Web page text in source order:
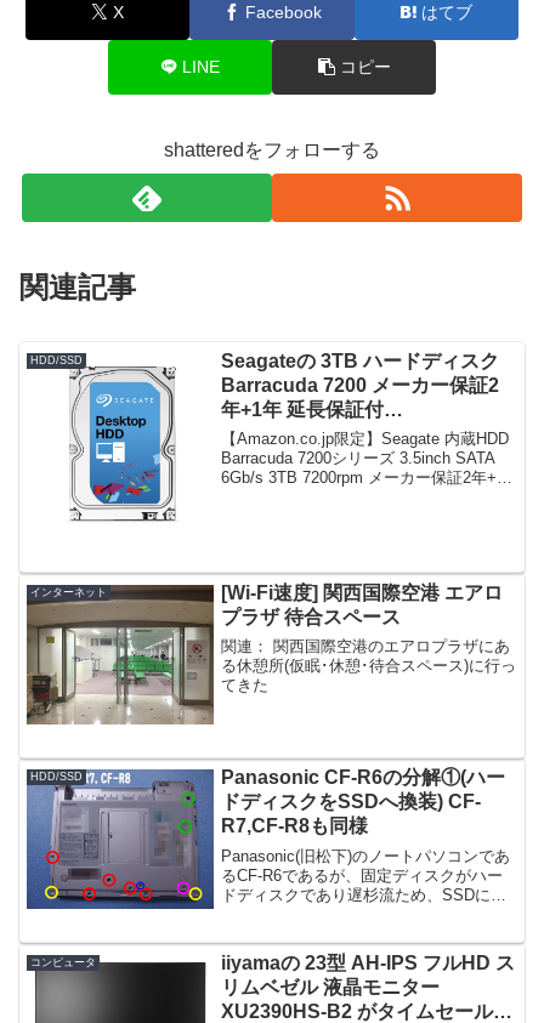
X Facebook はてブ
LINE コピー
shatteredをフォローする
関連記事
HDD/SSD
Seagateの 3TB ハードディスク
Barracuda 7200 メーカー保証2
年+1年 延長保証付
ST3000DM001/EWN がタイムセ
ールで9,218円！
【Amazon.co.jp限定】Seagate 内蔵HDD
Barracuda 7200シリーズ 3.5inch SATA
6Gb/s 3TB 7200rpm メーカー保証2年+1
インターネット
[Wi-Fi速度] 関西国際空港 エアロ
プラザ 待合スペース
関連： 関西国際空港のエアロプラザにあ
る休憩所(仮眠･休憩･待合スペース)に行っ
てきた
HDD/SSD
Panasonic CF-R6の分解①(ハー
ドディスクをSSDへ換装) CF-
R7,CF-R8も同様
Panasonic(旧松下)のノートパソコンであ
るCF-R6であるが、固定ディスクがハー
ドディスクであり遅杉流ため、SSDに換
杉流構造。この構造は、後継のCF-R7や
CF...
コンピュータ
iiyamaの 23型 AH-IPS フルHD ス
リムベゼル 液晶モニター
XU2390HS-B2 がタイムセールで